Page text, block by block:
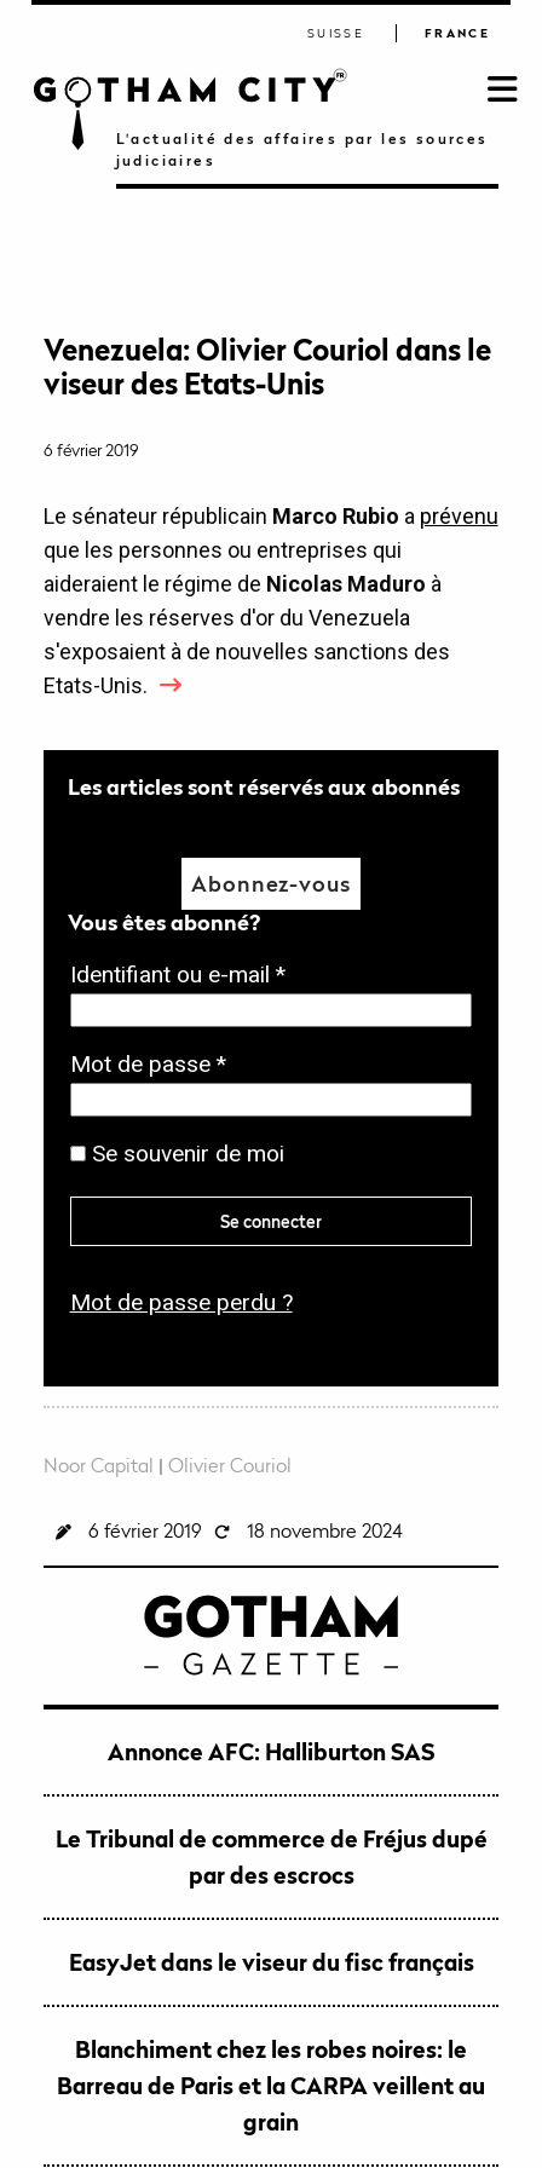
L'actualité des affaires par les sources
judiciaires
SUISSE FRANCE
Venezuela: Olivier Couriol dans le
viseur des Etats-Unis
6 février 2019
Le sénateur républicain Marco Rubio a prévenu
que les personnes ou entreprises qui
aideraient le régime de Nicolas Maduro à
vendre les réserves d'or du Venezuela
s'exposaient à de nouvelles sanctions des
Etats-Unis.
Les articles sont réservés aux abonnés
Abonnez-vous
Vous êtes abonné?
Identifiant ou e-mail *O
i
g
t
o
r
Mot de passe *O
g
a
o
r
Se souvenir de moi
Se connecter
Mot de passe perdu ?
Noor Capital | Olivier Couriol
6 février 2019 18 novembre 2024
Annonce AFC: Halliburton SAS
Le Tribunal de commerce de Fréjus dupé
par des escrocs
EasyJet dans le viseur du fisc français
Blanchiment chez les robes noires: le
Barreau de Paris et la CARPA veillent au
grain